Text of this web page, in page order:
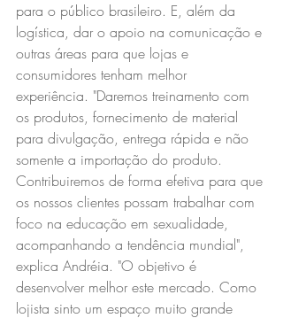
para o público brasileiro. E, além da
logística, dar o apoio na comunicação e
outras áreas para que lojas e
consumidores tenham melhor
experiência. "Daremos treinamento com
os produtos, fornecimento de material
para divulgação, entrega rápida e não
somente a importação do produto.
Contribuiremos de forma efetiva para que
os nossos clientes possam trabalhar com
foco na educação em sexualidade,
acompanhando a tendência mundial",
explica Andréia. "O objetivo é
desenvolver melhor este mercado. Como
lojista sinto um espaço muito grande